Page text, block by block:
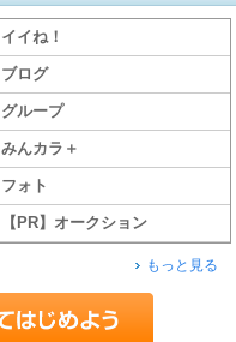
イイね！
ブログ
グループ
みんカラ＋
フォト
【PR】オークション
もっと見る